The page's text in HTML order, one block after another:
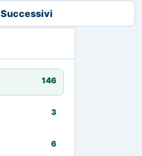
146
3
6
Successivi